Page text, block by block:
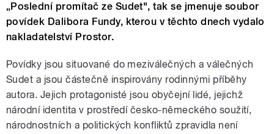
„Poslední promítač ze Sudet", tak se jmenuje soubor
povídek Dalibora Fundy, kterou v těchto dnech vydalo
nakladatelství Prostor.
Povídky jsou situované do meziválečných a válečných
Sudet a jsou částečně inspirovány rodinnými příběhy
autora. Jejich protagonisté jsou obyčejní lidé, jejichž
národní identita v prostředí česko-německého soužití,
národnostních a politických konfliktů zpravidla není